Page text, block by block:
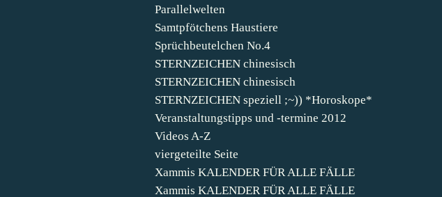
Parallelwelten
Samtpfötchens Haustiere
Sprüchbeutelchen No.4
STERNZEICHEN chinesisch
STERNZEICHEN chinesisch
STERNZEICHEN speziell ;~)) *Horoskope*
Veranstaltungstipps und -termine 2012
Videos A-Z
viergeteilte Seite
Xammis KALENDER FÜR ALLE FÄLLE
Xammis KALENDER FÜR ALLE FÄLLE